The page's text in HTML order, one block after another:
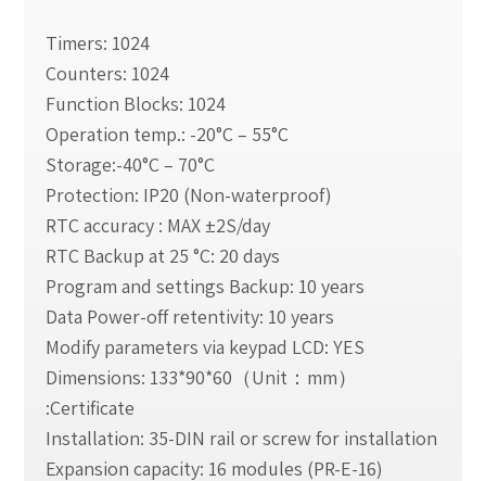
Timers: 1024
Counters: 1024
Function Blocks: 1024
Operation temp.: -20°C – 55°C
Storage:-40°C – 70°C
Protection: IP20 (Non-waterproof)
RTC accuracy : MAX ±2S/day
RTC Backup at 25 °C: 20 days
Program and settings Backup: 10 years
Data Power-off retentivity: 10 years
Modify parameters via keypad LCD: YES
Dimensions: 133*90*60（Unit：mm）
Certificate:
Installation: 35-DIN rail or screw for installation
Expansion capacity: 16 modules (PR-E-16)